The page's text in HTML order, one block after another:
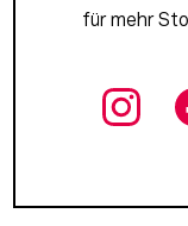
für mehr